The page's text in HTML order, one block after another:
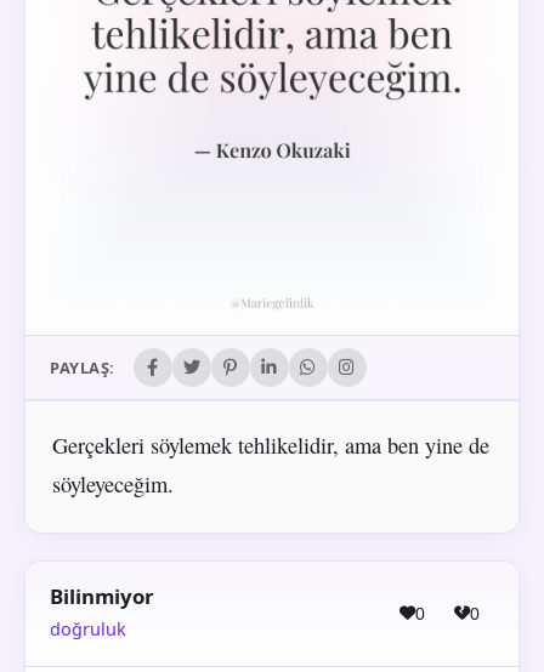
PAYLAŞ:
Gerçekleri söylemek tehlikelidir, ama ben yine de
söyleyeceğim.
Bilinmiyor
doğruluk
0 0